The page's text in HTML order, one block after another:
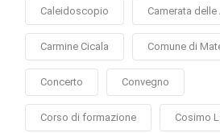
Caleidoscopio Camerata delle
Carmine Cicala Comune di
Concerto Convegno
Corso di formazione Cosimo